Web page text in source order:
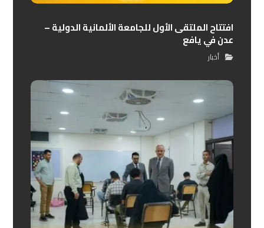
افتتاح الملتقى الأول للجامعة الألمانية الدولية –
عدن في يافع
أخبار